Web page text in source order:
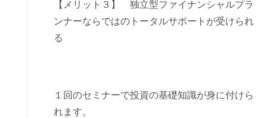
【メリット３】 独立型ファイナンシャルプラ
ンナーならではのトータルサポートが受けられ
る
１回のセミナーで投資の基礎知識が身に付けら
れます。